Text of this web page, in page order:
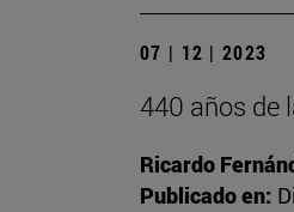
07 | 12 | 2023
440 años de
Ricardo
Publicado en: